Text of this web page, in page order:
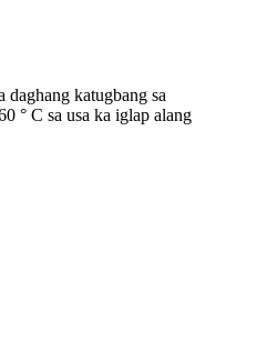
katugbang sa
° C sa usa ka iglap alang